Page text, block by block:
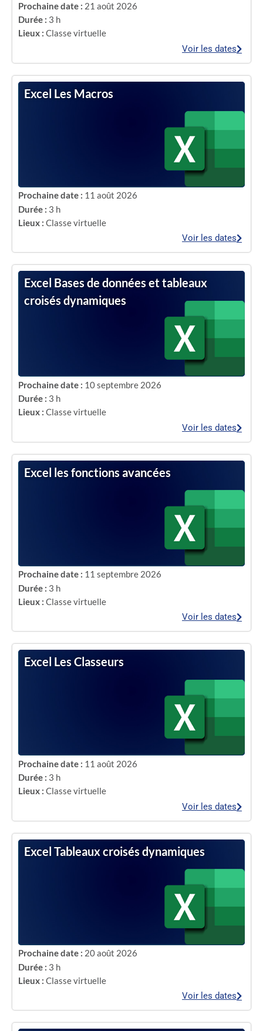
Prochaine date : 21 août 2026
Durée : 3 h
Lieux : Classe virtuelle
Voir les dates
Excel Les Macros
Prochaine date : 11 août 2026
Durée : 3 h
Lieux : Classe virtuelle
Voir les dates
Excel Bases de données et tableaux
croisés dynamiques
Prochaine date : 10 septembre 2026
Durée : 3 h
Lieux : Classe virtuelle
Voir les dates
Excel les fonctions avancées
Prochaine date : 11 septembre 2026
Durée : 3 h
Lieux : Classe virtuelle
Voir les dates
Excel Les Classeurs
Prochaine date : 11 août 2026
Durée : 3 h
Lieux : Classe virtuelle
Voir les dates
Excel Tableaux croisés dynamiques
Prochaine date : 20 août 2026
Durée : 3 h
Lieux : Classe virtuelle
Voir les dates